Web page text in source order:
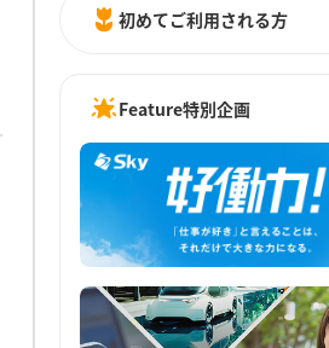
初めてご利用される方
Feature特別企画